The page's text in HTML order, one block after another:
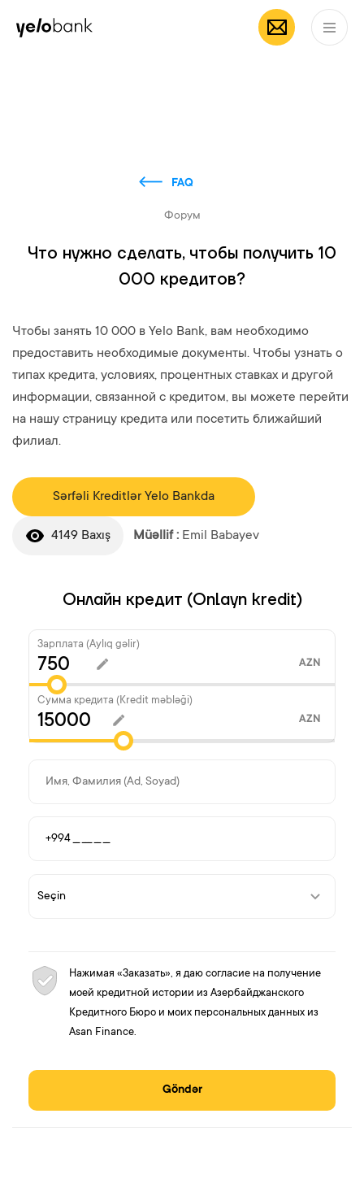
Частным лицам
FAQ
Форум
Что нужно сделать, чтобы получить 10
000 кредитов?
Чтобы занять 10 000 в Yelo Bank, вам необходимо
предоставить необходимые документы. Чтобы узнать о
типах кредита, условиях, процентных ставках и другой
информации, связанной с кредитом, вы можете перейти
на нашу страницу кредита или посетить ближайший
филиал.
Sərfəli Kreditlər Yelo Bankda
4149 Baxış Müəllif : Emil Babayev
Онлайн кредит (Onlayn kredit)
Зарплата (Aylıq gəlir)
AZN
Сумма кредита (Kredit məbləği)
AZN
Нажимая «Заказать», я даю согласие на получение
моей кредитной истории из Азербайджанского
Кредитного Бюро и моих персональных данных из
Asan Finance.
Göndər